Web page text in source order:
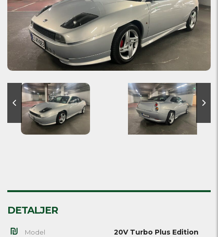
DETALJER
Model 20V Turbo Plus Edition